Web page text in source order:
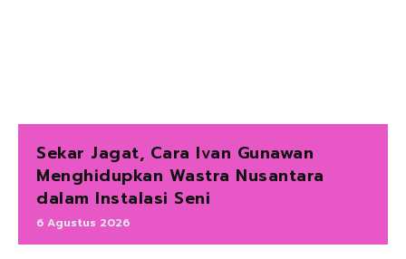
Sekar Jagat, Cara Ivan Gunawan
Menghidupkan Wastra Nusantara
dalam Instalasi Seni
6 Agustus 2026